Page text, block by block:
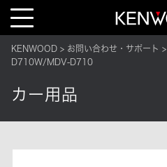
T
l
e
v
i
a
o
KENWOOD お問い合わせ・サポート
D710W/MDV-D710
カー用品